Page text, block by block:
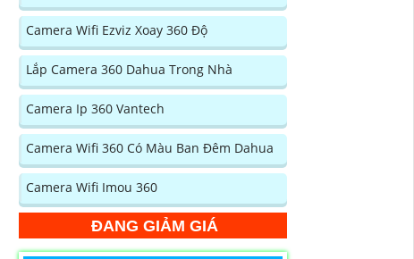
Camera Wifi Ezviz Xoay 360 Độ
Lắp Camera 360 Dahua Trong Nhà
Camera Ip 360 Vantech
Camera Wifi 360 Có Màu Ban Đêm Dahua
Camera Wifi Imou 360
ĐANG GIẢM GIÁ